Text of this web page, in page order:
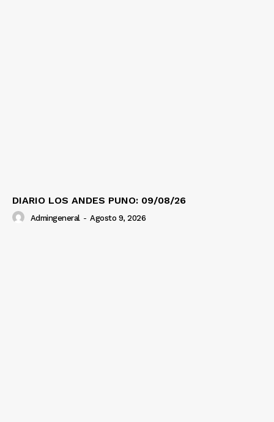
DIARIO LOS ANDES PUNO: 09/08/26
Admingeneral - Agosto 9, 2026